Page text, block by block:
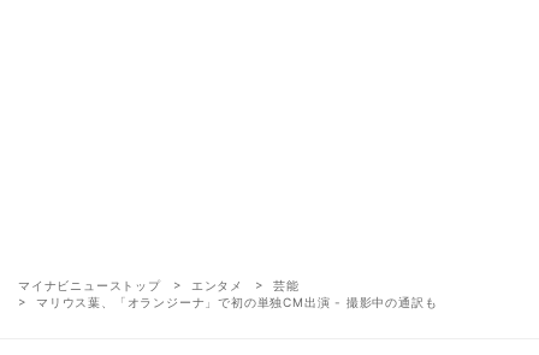
マイナビニューストップ エンタメ
芸能
マリウス葉、「オランジーナ」で初の単独CM出演 - 撮影中の通訳も